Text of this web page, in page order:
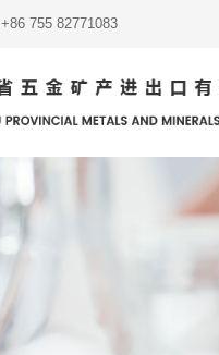
+86 755 82771083